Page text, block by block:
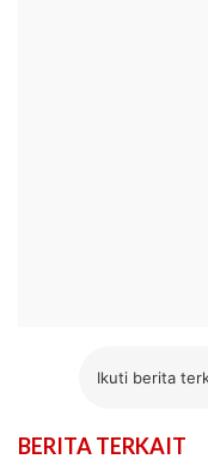
Ikuti berita
BERITA TERKAIT